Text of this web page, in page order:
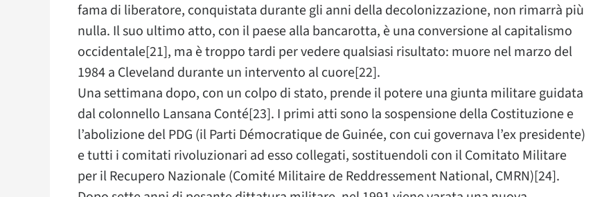
fama di liberatore, conquistata durante gli anni della decolonizzazione, non rimarrà più
nulla. Il suo ultimo atto, con il paese alla bancarotta, è una conversione al capitalismo
occidentale[21], ma è troppo tardi per vedere qualsiasi risultato: muore nel marzo del
1984 a Cleveland durante un intervento al cuore[22].
Una settimana dopo, con un colpo di stato, prende il potere una giunta militare guidata
dal colonnello Lansana Conté[23]. I primi atti sono la sospensione della Costituzione e
l’abolizione del PDG (il Parti Démocratique de Guinée, con cui governava l’ex presidente)
e tutti i comitati rivoluzionari ad esso collegati, sostituendoli con il Comitato Militare
per il Recupero Nazionale (Comité Militaire de Reddressement National, CMRN)[24].